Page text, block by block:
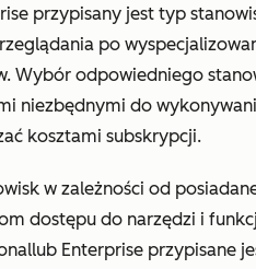
przypisany jest typ
po
Wybór odpowiedniego
niezbędnymi do
kosztami subskrypcji.
w zależności od
dostępu do narzędzi i
lub Enterprise przypisane